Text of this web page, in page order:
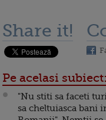
Share it!
Pe acelasi subiect:
"Nu stiti sa faceti
sa cheltuiasca bani